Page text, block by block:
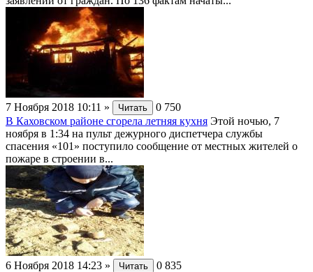
7 Ноября 2018 10:11 » Читать 0 750
В Каховском районе сгорела летняя кухня Этой ночью, 7
ноября в 1:34 на пульт дежурного диспетчера службы
спасения «101» поступило сообщение от местных жителей о
пожаре в строении в...
6 Ноября 2018 14:23 » Читать 0 835